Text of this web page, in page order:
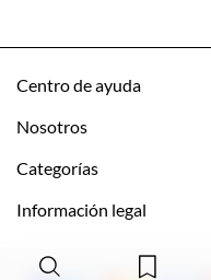
Centro de ayuda
Mis pedidos
Cómo comprar
Nosotros
Acerca de Tennis
Tns Friends
Categorías
Nuevo
Información legal